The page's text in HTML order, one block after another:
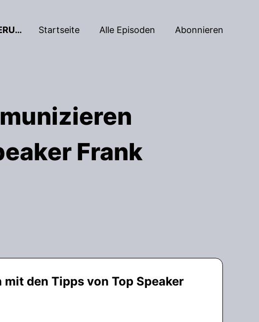
BESSER GRÜNDEN – DER GRÜNDUNGS-PODCAST (FÜR UNTERNEHMER, FREIBERUFLER & START-UPS) Startseite Alle Episoden Abonnieren
Frank